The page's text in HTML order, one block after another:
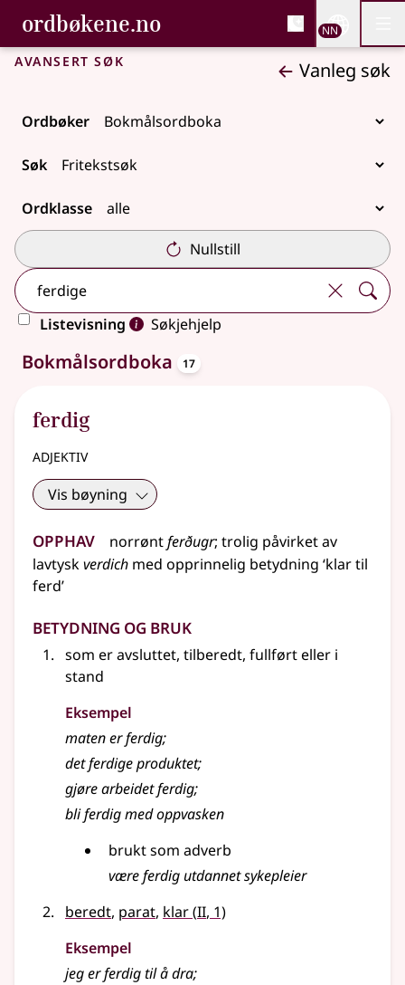
Gå til hovudinnhald
Tilgjenge
ordbøkene.no, Bokmålsordboka og
Bokmålsordboka og Nynorskordboka
NN
Avansert søk Vanleg søk
Ordbøker
Søk
Ordklasse
Nullstill
Listevisning
Søkjehjelp
17 treff
Bokmålsordboka 17
ferdig
adjektiv
Vis bøyning
Opphav norrøntferðugr; trolig påvirket av
lavtyskverdich med opprinnelig betydning ‘klar til
ferd’
Betydning og bruk
som er avsluttet, tilberedt, fullført eller i
stand
Eksempel
maten er ferdig;
detferdigeproduktet;
gjøre arbeidet ferdig;
bli ferdig med oppvasken
brukt som adverb
være ferdig utdannet sykepleier
beredt, parat, klar(2
II, 1)
Eksempel
jeg erferdigtil å dra;